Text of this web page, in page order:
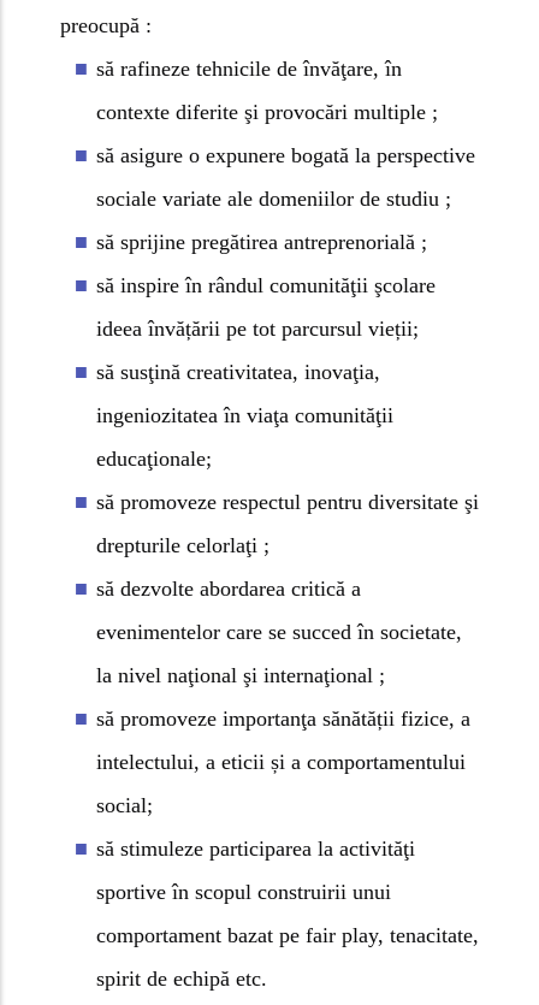
preocupă :
să rafineze tehnicile de învăţare, în
contexte diferite şi provocări multiple ;
să asigure o expunere bogată la perspective
sociale variate ale domeniilor de studiu ;
să sprijine pregătirea antreprenorială ;
să inspire în rândul comunităţii şcolare
ideea învățării pe tot parcursul vieții;
să susţină creativitatea, inovaţia,
ingeniozitatea în viaţa comunităţii
educaţionale;
să promoveze respectul pentru diversitate şi
drepturile celorlaţi ;
să dezvolte abordarea critică a
evenimentelor care se succed în societate,
la nivel naţional şi internaţional ;
să promoveze importanţa sănătății fizice, a
intelectului, a eticii și a comportamentului
social;
să stimuleze participarea la activităţi
sportive în scopul construirii unui
comportament bazat pe fair play, tenacitate,
spirit de echipă etc.